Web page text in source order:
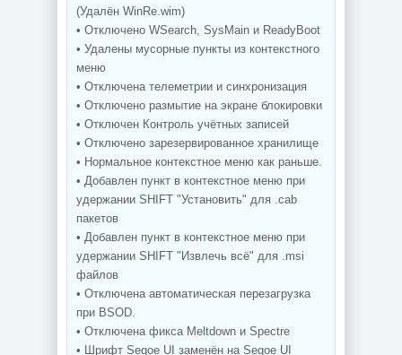
(Удалён WinRe.wim)
• Отключено WSearch, SysMain и ReadyBoot
• Удалены мусорные пункты из контекстного
меню
• Отключена телеметрии и синхронизация
• Отключено размытие на экране блокировки
• Отключен Контроль учётных записей
• Отключено зарезервированное хранилище
• Нормальное контекстное меню как раньше.
• Добавлен пункт в контекстное меню при
удержании SHIFT "Установить" для .cab
пакетов
• Добавлен пункт в контекстное меню при
удержании SHIFT "Извлечь всё" для .msi
файлов
• Отключена автоматическая перезагрузка
при BSOD.
• Отключена фикса Meltdown и Spectre
• Шрифт Segoe UI заменён на Segoe UI